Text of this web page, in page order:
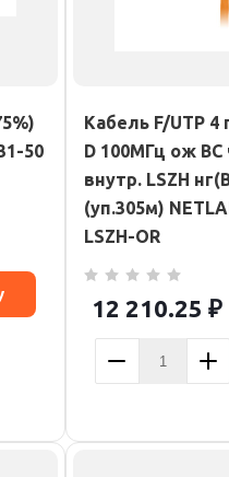
50
Кабель F/UTP 4
D 100МГц ож
внутр. LSZH
(уп.305м)
LSZH-OR
12 210.25 ₽